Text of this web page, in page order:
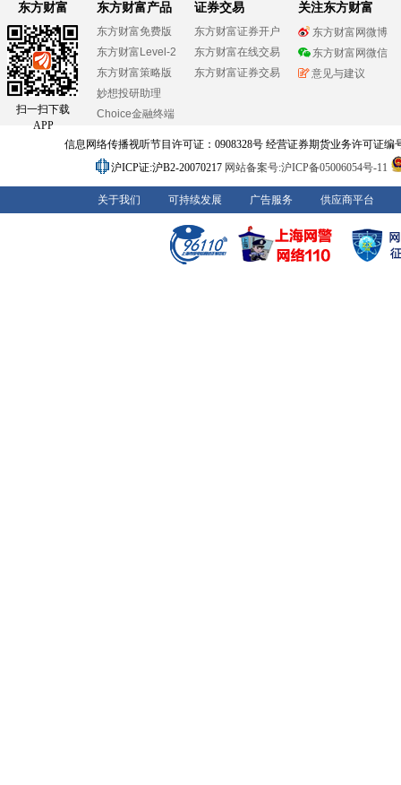
东方财富
扫一扫下载
APP
东方财富产品
东方财富免费版
东方财富Level-2
东方财富策略版
妙想投研助理
Choice金融终端
证券交易
东方财富证券开户
东方财富在线交易
东方财富证券交易
关注东方财富
东方财富网微博
东方财富网微信
意见与建议
信息网络传播视听节目许可证：0908328号 经营证券期货业务许可证编
沪ICP证:沪B2-20070217 网站备案号:沪ICP备05006054号-11
关于我们 可持续发展 广告服务 供应商平台